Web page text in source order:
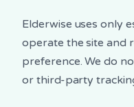
Elderwise uses only
operate the site and
preference. We do
or third-party